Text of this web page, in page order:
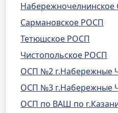
Сармановское РОСП
Тетюшское РОСП
Чистопольское РОСП
ОСП №2 г.Набережные
ОСП №3 г.Набережные
ОСП по ВАШ по